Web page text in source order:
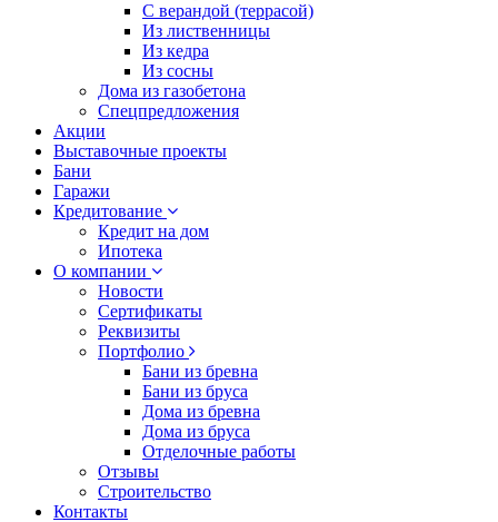
С верандой (террасой)
Из лиственницы
Из кедра
Из сосны
Дома из газобетона
Спецпредложения
Акции
Выставочные проекты
Бани
Гаражи
Кредитование
Кредит на дом
Ипотека
О компании
Новости
Сертификаты
Реквизиты
Портфолио
Бани из бревна
Бани из бруса
Дома из бревна
Дома из бруса
Отделочные работы
Отзывы
Строительство
Контакты